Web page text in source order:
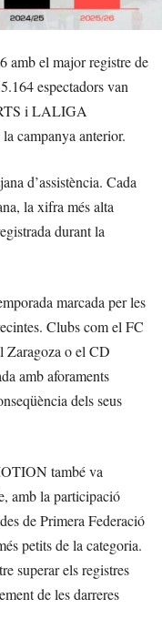
amb el major registre de
espectadors van
i LALIGA
campanya anterior.
d’assistència. Cada
la xifra més alta
durant la
marcada per les
Clubs com el FC
Zaragoza o el CD
amb aforaments
dels seus
també va
amb la participació
de Primera Federació
petits de la categoria.
superar els registres
de les darreres